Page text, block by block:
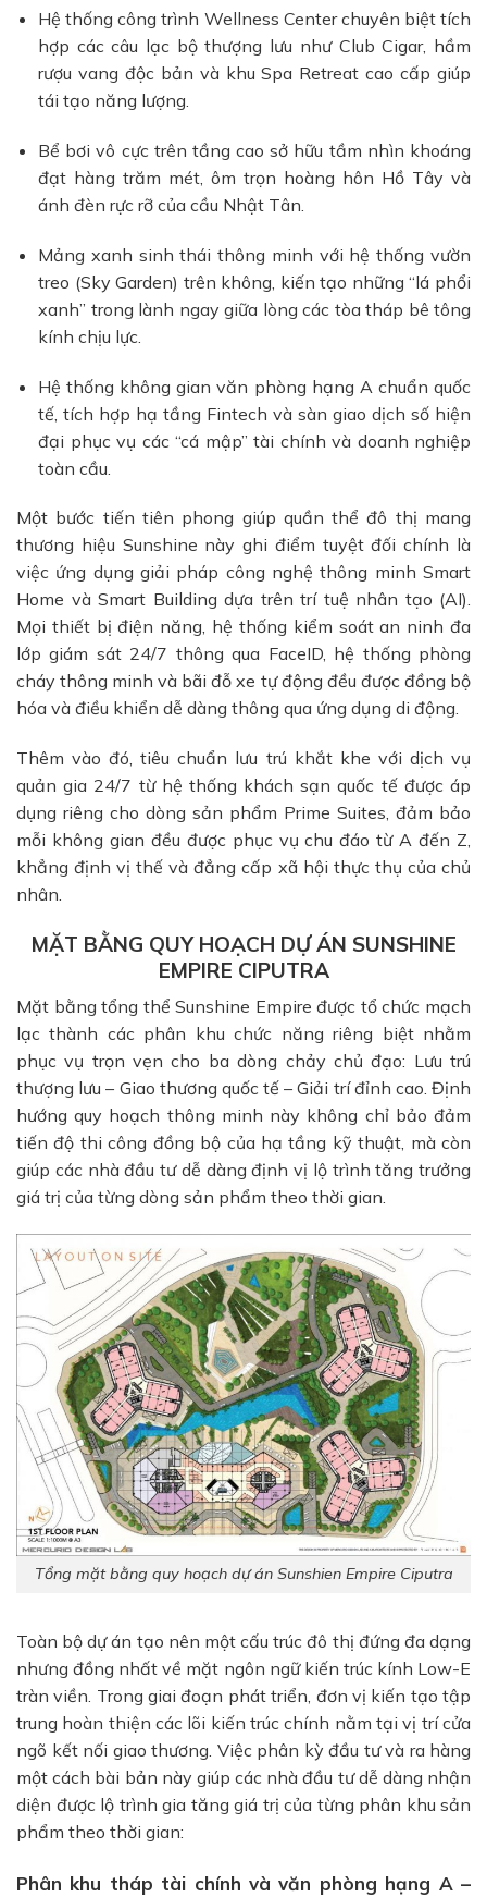
Hệ thống công trình Wellness Center chuyên biệt tích
hợp các câu lạc bộ thượng lưu như Club Cigar, hầm
rượu vang độc bản và khu Spa Retreat cao cấp giúp
tái tạo năng lượng.
Bể bơi vô cực trên tầng cao sở hữu tầm nhìn khoáng
đạt hàng trăm mét, ôm trọn hoàng hôn Hồ Tây và
ánh đèn rực rỡ của cầu Nhật Tân.
Mảng xanh sinh thái thông minh với hệ thống vườn
treo (Sky Garden) trên không, kiến tạo những “lá phổi
xanh” trong lành ngay giữa lòng các tòa tháp bê tông
kính chịu lực.
Hệ thống không gian văn phòng hạng A chuẩn quốc
tế, tích hợp hạ tầng Fintech và sàn giao dịch số hiện
đại phục vụ các “cá mập” tài chính và doanh nghiệp
toàn cầu.
Một bước tiến tiên phong giúp quần thể đô thị mang
thương hiệu Sunshine này ghi điểm tuyệt đối chính là
việc ứng dụng giải pháp công nghệ thông minh Smart
Home và Smart Building dựa trên trí tuệ nhân tạo (AI).
Mọi thiết bị điện năng, hệ thống kiểm soát an ninh đa
lớp giám sát 24/7 thông qua FaceID, hệ thống phòng
cháy thông minh và bãi đỗ xe tự động đều được đồng bộ
hóa và điều khiển dễ dàng thông qua ứng dụng di động.
Thêm vào đó, tiêu chuẩn lưu trú khắt khe với dịch vụ
quản gia 24/7 từ hệ thống khách sạn quốc tế được áp
dụng riêng cho dòng sản phẩm Prime Suites, đảm bảo
mỗi không gian đều được phục vụ chu đáo từ A đến Z,
khẳng định vị thế và đẳng cấp xã hội thực thụ của chủ
nhân.
MẶT BẰNG QUY HOẠCH DỰ ÁN SUNSHINE
EMPIRE CIPUTRA
Mặt bằng tổng thể Sunshine Empire được tổ chức mạch
lạc thành các phân khu chức năng riêng biệt nhằm
phục vụ trọn vẹn cho ba dòng chảy chủ đạo: Lưu trú
thượng lưu – Giao thương quốc tế – Giải trí đỉnh cao. Định
hướng quy hoạch thông minh này không chỉ bảo đảm
tiến độ thi công đồng bộ của hạ tầng kỹ thuật, mà còn
giúp các nhà đầu tư dễ dàng định vị lộ trình tăng trưởng
giá trị của từng dòng sản phẩm theo thời gian.
Tổng mặt bằng quy hoạch dự án Sunshien Empire Ciputra
Toàn bộ dự án tạo nên một cấu trúc đô thị đứng đa dạng
nhưng đồng nhất về mặt ngôn ngữ kiến trúc kính Low-E
tràn viền. Trong giai đoạn phát triển, đơn vị kiến tạo tập
trung hoàn thiện các lõi kiến trúc chính nằm tại vị trí cửa
ngõ kết nối giao thương. Việc phân kỳ đầu tư và ra hàng
một cách bài bản này giúp các nhà đầu tư dễ dàng nhận
diện được lộ trình gia tăng giá trị của từng phân khu sản
phẩm theo thời gian:
Phân khu tháp tài chính và văn phòng hạng A –